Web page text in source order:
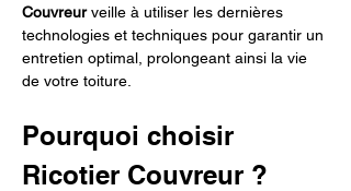
Couvreur veille à utiliser les dernières
technologies et techniques pour garantir un
entretien optimal, prolongeant ainsi la vie
de votre toiture.
Pourquoi choisir
Ricotier Couvreur ?